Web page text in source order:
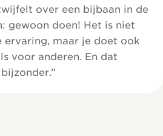
over een bijbaan in de
gewoon doen! Het is niet
ervaring, maar je doet ook
voor anderen. En dat